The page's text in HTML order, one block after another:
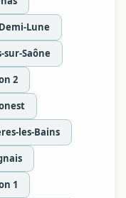
Lune
Saône
2
les-Bains
1